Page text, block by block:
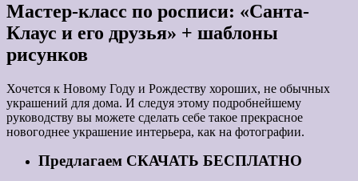
Мастер-класс по росписи: «Санта-
Клаус и его друзья» + шаблоны
рисунков
Хочется к Новому Году и Рождеству хороших, не обычных
украшений для дома. И следуя этому подробнейшему
руководству вы можете сделать себе такое прекрасное
новогоднее украшение интерьера, как на фотографии.
Предлагаем СКАЧАТЬ БЕСПЛАТНО